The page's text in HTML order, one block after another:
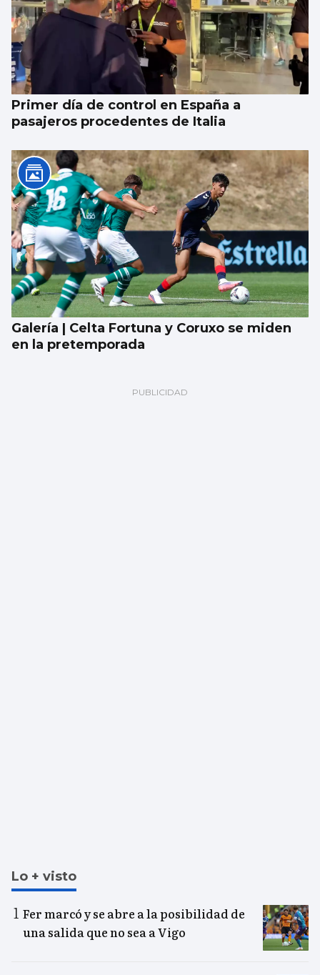
Primer día de control en España a
pasajeros procedentes de Italia
Galería | Celta Fortuna y Coruxo se miden
en la pretemporada
Lo + visto
Fer marcó y se abre a la posibilidad de
una salida que no sea a Vigo